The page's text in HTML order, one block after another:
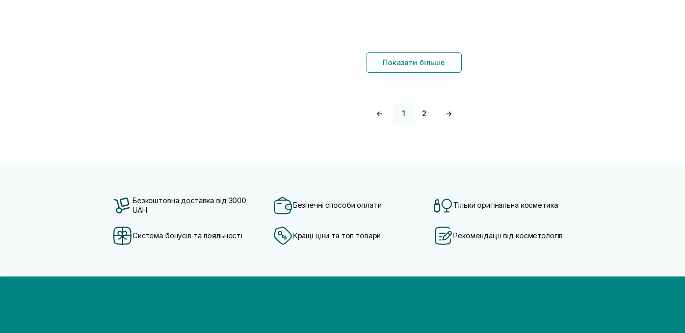
Показати більше
← 1 2 →
Безкоштовна доставка від 3000
UAH
Безпечні способи оплати Тільки оригінальна косметика
Система бонусів та лояльності Кращі ціни та топ товари Рекомендації від косметологів